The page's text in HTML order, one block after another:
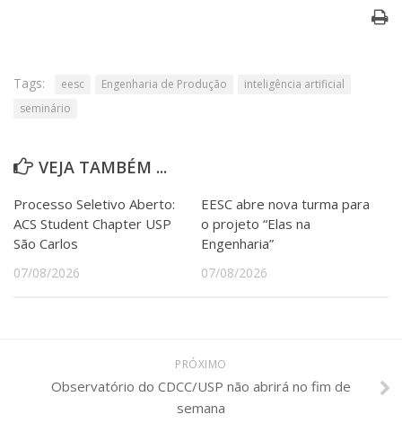
Tags: eesc Engenharia de Produção
inteligência artificial
seminário
VEJA TAMBÉM ...
Processo Seletivo Aberto:
ACS Student Chapter USP
São Carlos
07/08/2026
EESC abre nova turma para
o projeto “Elas na
Engenharia”
07/08/2026
PRÓXIMO
Observatório do CDCC/USP não abrirá no fim de
semana